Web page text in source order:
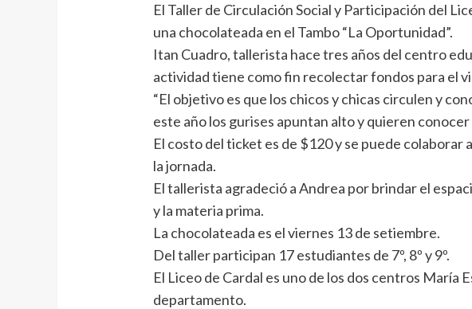
El Taller de Circulación Social y Participación del
una chocolateada en el Tambo “La Oportunidad”.
Itan Cuadro, tallerista hace tres años del centro
actividad tiene como fin recolectar fondos para el
“El objetivo es que los chicos y chicas circulen y
este año los gurises apuntan alto y quieren conocer
El costo del ticket es de $120 y se puede colaborar
la jornada.
El tallerista agradeció a Andrea por brindar el
y la materia prima.
La chocolateada es el viernes 13 de setiembre.
Del taller participan 17 estudiantes de 7º, 8º y 9º.
El Liceo de Cardal es uno de los dos centros María
departamento.